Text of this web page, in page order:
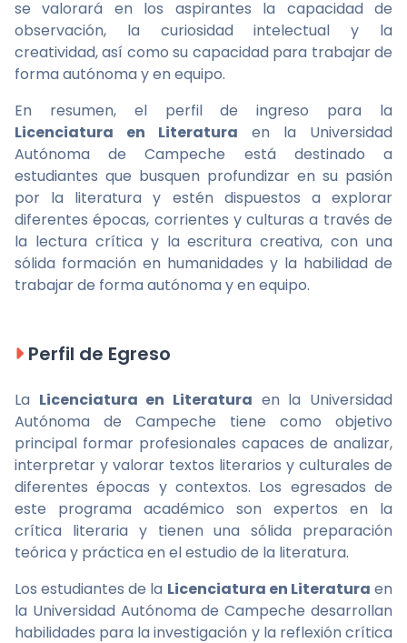
se valorará en los aspirantes la capacidad de
observación, la curiosidad intelectual y la
creatividad, así como su capacidad para trabajar de
forma autónoma y en equipo.
En resumen, el perfil de ingreso para la
Licenciatura en Literatura en la Universidad
Autónoma de Campeche está destinado a
estudiantes que busquen profundizar en su pasión
por la literatura y estén dispuestos a explorar
diferentes épocas, corrientes y culturas a través de
la lectura crítica y la escritura creativa, con una
sólida formación en humanidades y la habilidad de
trabajar de forma autónoma y en equipo.
Perfil de Egreso
La Licenciatura en Literatura en la Universidad
Autónoma de Campeche tiene como objetivo
principal formar profesionales capaces de analizar,
interpretar y valorar textos literarios y culturales de
diferentes épocas y contextos. Los egresados de
este programa académico son expertos en la
crítica literaria y tienen una sólida preparación
teórica y práctica en el estudio de la literatura.
Los estudiantes de la Licenciatura en Literatura en
la Universidad Autónoma de Campeche desarrollan
habilidades para la investigación y la reflexión crítica